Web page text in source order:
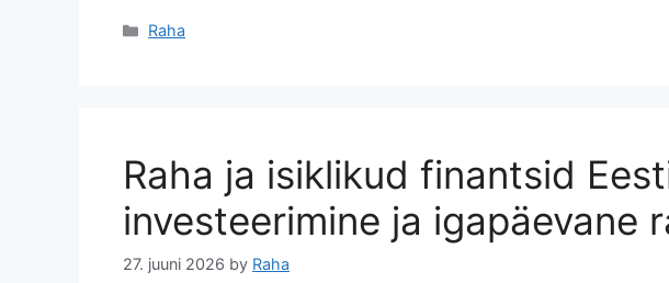
Categories
Raha
Raha ja isiklikud finantsid
investeerimine ja igapäevane
27. juuni 2026 by Raha